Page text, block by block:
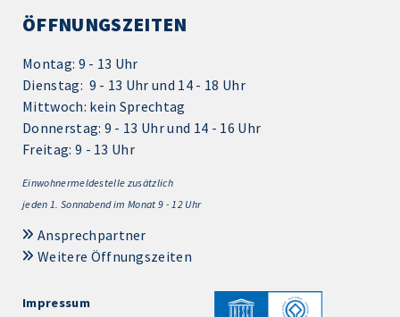
ÖFFNUNGSZEITEN
Montag: 9 - 13 Uhr
Dienstag: 9 - 13 Uhr und 14 - 18 Uhr
Mittwoch: kein Sprechtag
Donnerstag: 9 - 13 Uhr und 14 - 16 Uhr
Freitag: 9 - 13 Uhr
Einwohnermeldestelle zusätzlich
jeden 1. Sonnabend im Monat 9 - 12 Uhr
Ansprechpartner
Weitere Öffnungszeiten
Impressum